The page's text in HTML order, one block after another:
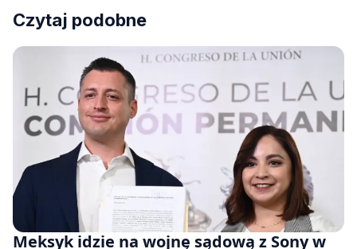
Czytaj podobne
Meksyk idzie na wojnę sądową z Sony w